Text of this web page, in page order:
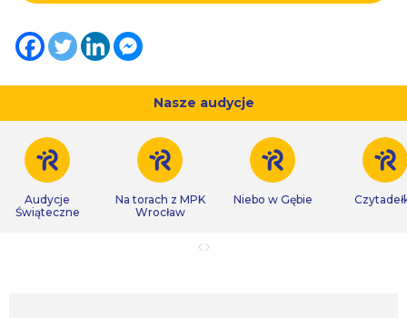
Nasze audycje
Audycje
Świąteczne
Na torach z MPK
Wrocław
Niebo w Gębie